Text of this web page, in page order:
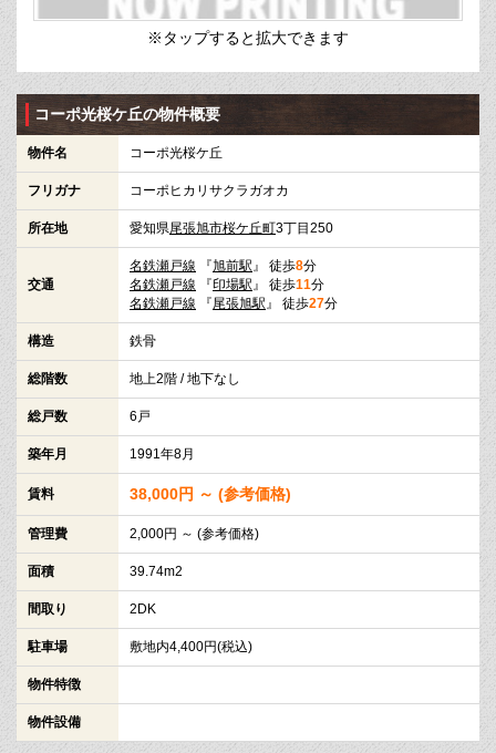
※タップすると拡大できます
コーポ光桜ケ丘の物件概要
物件名 コーポ光桜ケ丘
フリガナ コーポヒカリサクラガオカ
所在地 愛知県尾張旭市桜ケ丘町3丁目250
交通
名鉄瀬戸線 『旭前駅 』 徒歩8分
名鉄瀬戸線 『印場駅 』 徒歩11分
名鉄瀬戸線 『尾張旭駅 』 徒歩27分
構造 鉄骨
総階数 地上2階 / 地下なし
総戸数 6戸
築年月 1991年8月
賃料 38,000円 ～ (参考価格)
管理費 2,000円 ～ (参考価格)
面積 39.74m2
間取り 2DK
駐車場 敷地内4,400円(税込)
物件特徴
物件設備